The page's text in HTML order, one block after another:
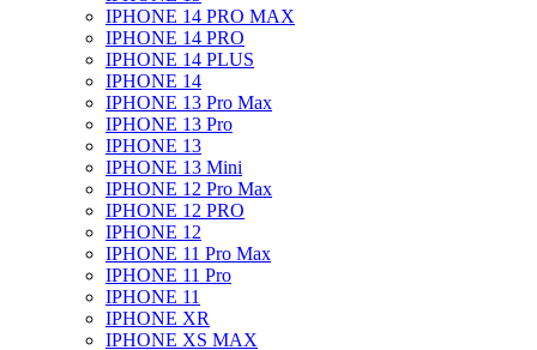
IPHONE 14 PRO MAX
IPHONE 14 PRO
IPHONE 14 PLUS
IPHONE 14
IPHONE 13 Pro Max
IPHONE 13 Pro
IPHONE 13
IPHONE 13 Mini
IPHONE 12 Pro Max
IPHONE 12 PRO
IPHONE 12
IPHONE 11 Pro Max
IPHONE 11 Pro
IPHONE 11
IPHONE XR
IPHONE XS MAX